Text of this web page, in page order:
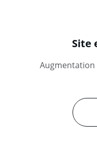
Site
Augmentation